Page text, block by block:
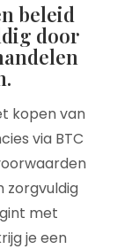
beleid
door
kopen van
via BTC
zorgvuldig
met
je een